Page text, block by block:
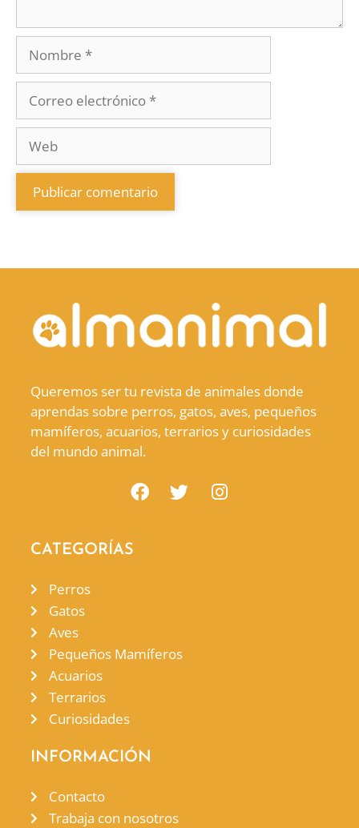
Queremos ser tu revista de animales donde
aprendas sobre perros, gatos, aves, pequeños
mamíferos, acuarios, terrarios y curiosidades
del mundo animal.
CATEGORÍAS
Perros
Gatos
Aves
Pequeños Mamíferos
Acuarios
Terrarios
Curiosidades
INFORMACIÓN
Contacto
Trabaja con nosotros